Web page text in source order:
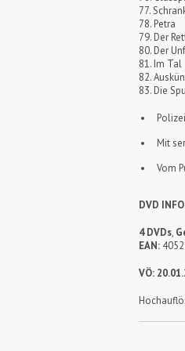
77.
78. Petra
79. Der
80. Der
81. Im Tal
82.
83. Die
Mit
Vom
DVD
4 DVDs,
EAN:
VÖ: